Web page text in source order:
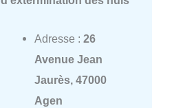
Adresse : 26
Avenue Jean
Jaurès, 47000
Agen